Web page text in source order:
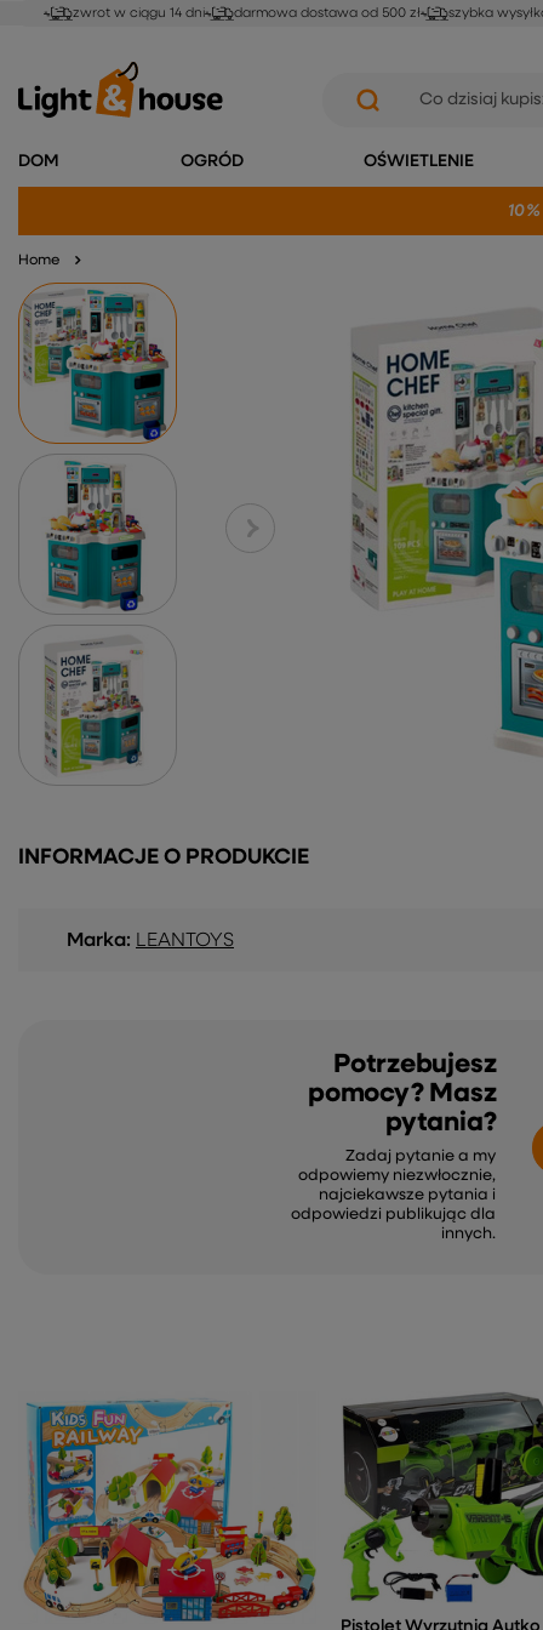
zwrot w ciągu 14 dni darmowa dostawa od 500 zł szybka
DOM OGRÓD OŚWIETLENIE
Home
INFORMACJE O PRODUKCIE
Marka: LEANTOYS
Potrzebujesz
pomocy? Masz
pytania?
Zadaj pytanie a my
odpowiemy niezwłocznie,
najciekawsze pytania i
odpowiedzi publikując dla
innych.
Pistolet Wyrzutnia Autko